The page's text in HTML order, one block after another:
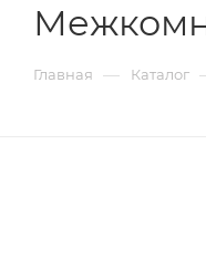
Главная — Каталог